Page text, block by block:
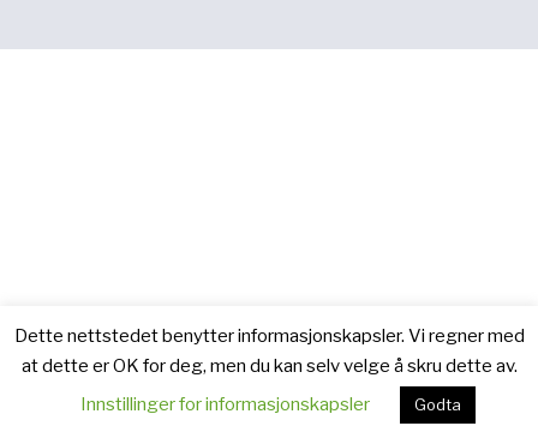
Dette nettstedet benytter informasjonskapsler. Vi regner med
at dette er OK for deg, men du kan selv velge å skru dette av.
Innstillinger for informasjonskapsler
Godta